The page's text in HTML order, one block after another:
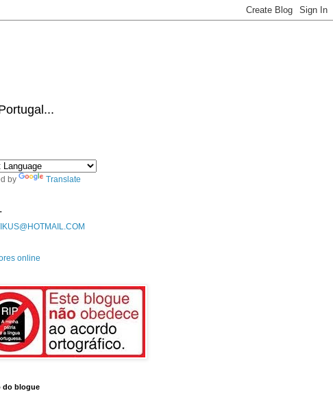
by Translate
online
do blogue